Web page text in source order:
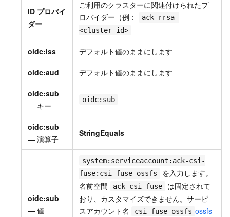
ID プロバイ
ダー
ご利用のクラスターに関連付けられたプ
ロバイダー（例：
ack-rrsa-
<cluster_id>
oidc:iss デフォルト値のままにします
oidc:aud デフォルト値のままにします
oidc:sub
— キー
oidc:sub
oidc:sub
— 演算子
StringEquals
oidc:sub
— 値
system:serviceaccount:ack-csi-
fuse:csi-fuse-ossfs
を入力します。
名前空間
ack-csi-fuse
は固定されて
おり、カスタマイズできません。サービ
スアカウント名
csi-fuse-ossfs ossfs